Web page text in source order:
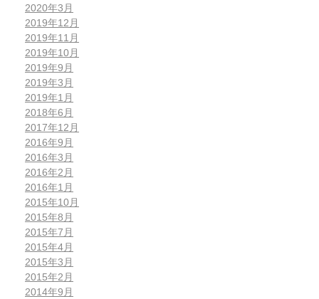
2020年3月
2019年12月
2019年11月
2019年10月
2019年9月
2019年3月
2019年1月
2018年6月
2017年12月
2016年9月
2016年3月
2016年2月
2016年1月
2015年10月
2015年8月
2015年7月
2015年4月
2015年3月
2015年2月
2014年9月